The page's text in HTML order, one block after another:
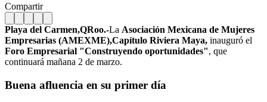
Compartir
Playa del Carmen,QRoo.-La Asociación Mexicana de Mujeres
Empresarias (AMEXME),Capítulo Riviera Maya, inauguró el
Foro Empresarial "Construyendo oportunidades", que
continuará mañana 2 de marzo.
Buena afluencia en su primer día